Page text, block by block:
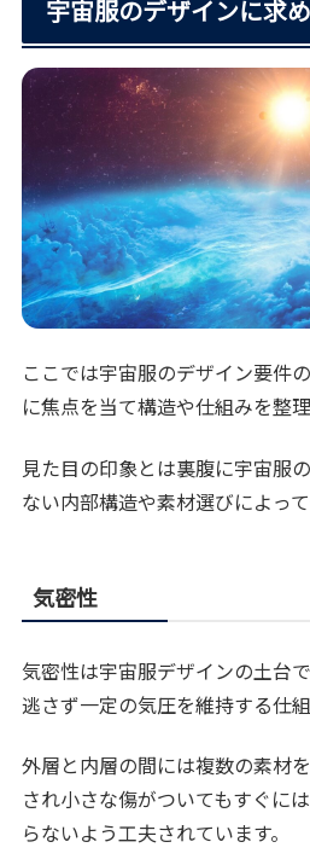
宇宙服のデザインに求
ここでは宇宙服のデザイン要件
に焦点を当て構造や仕組みを整理
見た目の印象とは裏腹に宇宙服
ない内部構造や素材選びによっ
気密性
気密性は宇宙服デザインの土台
逃さず一定の気圧を維持する仕
外層と内層の間には複数の素材
され小さな傷がついてもすぐに
らないよう工夫されています。